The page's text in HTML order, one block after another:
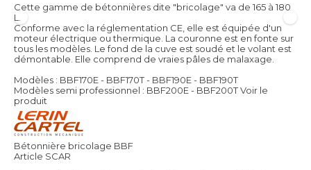
Cette gamme de bétonnières dite "bricolage" va de 165 à 180
L.
Conforme avec la réglementation CE, elle est équipée d'un
moteur électrique ou thermique. La couronne est en fonte sur
tous les modèles. Le fond de la cuve est soudé et le volant est
démontable. Elle comprend de vraies pâles de malaxage.
Modèles : BBF170E - BBF170T - BBF190E - BBF190T
Modèles semi professionnel : BBF200E - BBF200TVoir le
produit
Bétonnière bricolage BBF
Article SCAR